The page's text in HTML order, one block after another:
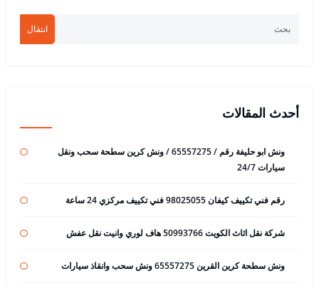
انتقال
أحدث المقالات
ونش ابو حليفة رقم / 65557275 / ونش كرين سطحة سحب ونقل
سيارات 24/7
رقم فني تكييف كيفان 98025055 فني تكييف مركزي 24 ساعة
شركة نقل اثاث الكويت 50993766 هاف لوري وانيت نقل عفش
ونش سطحة كرين القرين 65557275 ونش سحب وانقاذ سيارات